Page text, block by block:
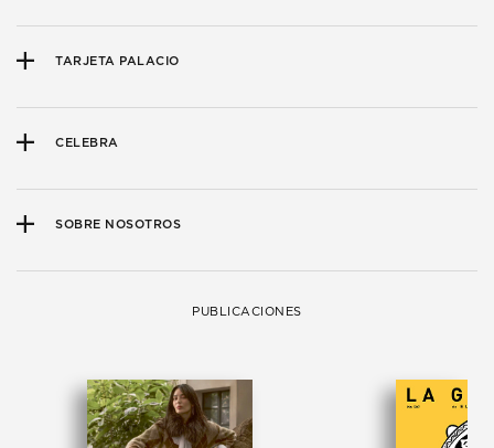
TARJETA PALACIO
CELEBRA
SOBRE NOSOTROS
PUBLICACIONES